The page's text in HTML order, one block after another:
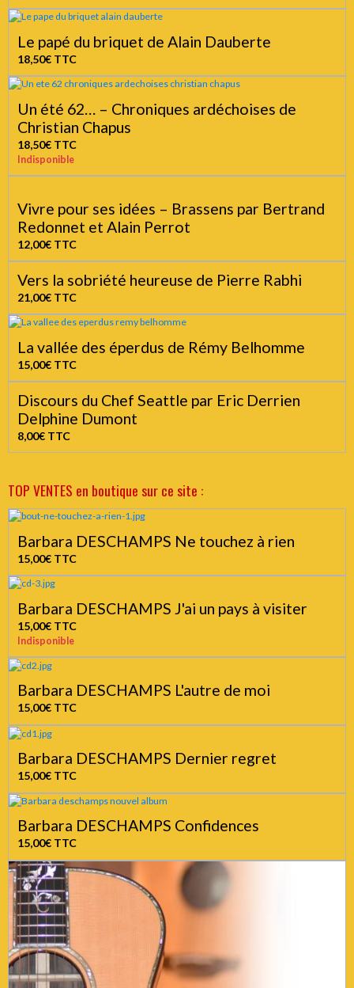
Le papé du briquet de Alain Dauberte
18,50€ TTC
Un été 62… – Chroniques ardéchoises de
Christian Chapus
18,50€ TTC
Indisponible
Vivre pour ses idées – Brassens par Bertrand
Redonnet et Alain Perrot
12,00€ TTC
Vers la sobriété heureuse de Pierre Rabhi
21,00€ TTC
La vallée des éperdus de Rémy Belhomme
15,00€ TTC
Discours du Chef Seattle par Eric Derrien
Delphine Dumont
8,00€TTC
TOP VENTES en boutique sur ce site :
Barbara DESCHAMPS Ne touchez à rien
15,00€TTC
Barbara DESCHAMPS J'ai un pays à visiter
15,00€TTC
Indisponible
Barbara DESCHAMPS L'autre de moi
15,00€TTC
Barbara DESCHAMPS Dernier regret
15,00€TTC
Barbara DESCHAMPS Confidences
15,00€TTC